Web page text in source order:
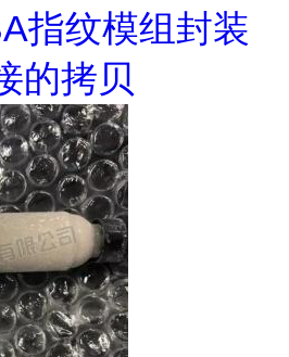
指纹模组封装
的拷贝